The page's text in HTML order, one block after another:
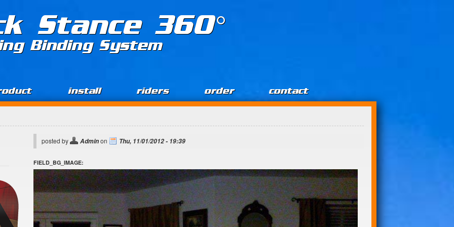
Stance 360°
Binding System
install riders order contact
posted by Adminon Thu, 11/01/2012 - 19:39
FIELD_BG_IMAGE: